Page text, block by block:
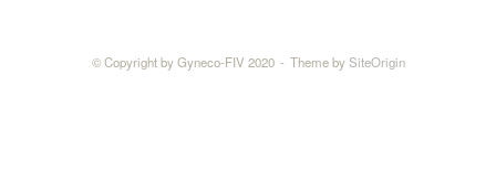
© Copyright by Gyneco-FIV 2020 Theme bySiteOrigin